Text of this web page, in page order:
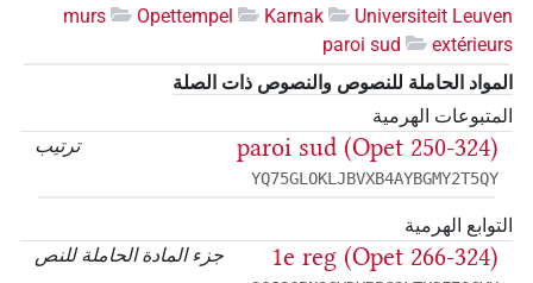
Universiteit Leuven
Karnak
Opettempel
murs
extérieurs
paroi sud
المواد الحاملة للنصوص والنصوص ذات الصلة
المتبوعات الهرمية
ترتيب
paroi sud (Opet 250-324)
YQ75GLOKLJBVXB4AYBGMY2T5QY
التوابع الهرمية
جزء المادة الحاملة للنص
1e reg (Opet 266-324)